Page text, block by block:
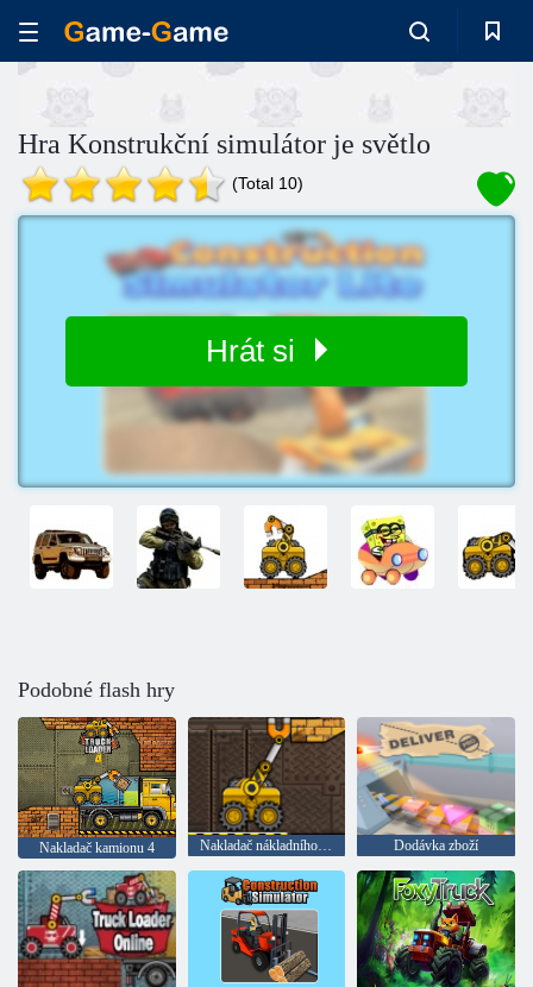
Hra Konstrukční simulátor je světlo
(Total 10)
Hrát si
Podobné flash hry
Nakladač kamionu 4 Nakladač nákladního automobilu 5 Dodávka zboží